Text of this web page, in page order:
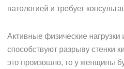
патологией и требует
Активные физические нагрузки
способствуют разрыву стенки
это произошло, то у женщины